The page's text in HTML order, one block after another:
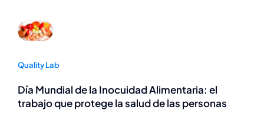
Quality Lab
Día Mundial de la Inocuidad Alimentaria: el
trabajo que protege la salud de las personas